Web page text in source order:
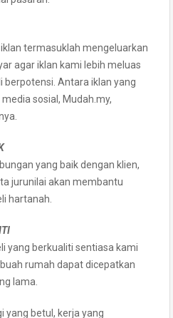
termasuklah mengeluarkan
agar iklan kami lebih meluas
berpotensi. Antara iklan yang
sosial, Mudah.my,
yang baik dengan klien,
jurunilai akan membantu
hartanah.
yang berkualiti sentiasa kami
rumah dapat dicepatkan
lama.
yang betul, kerja yang